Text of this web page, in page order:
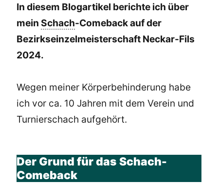
In diesem Blogartikel berichte ich über
mein Schach-Comeback auf der
Bezirkseinzelmeisterschaft Neckar-Fils
2024.
Wegen meiner Körperbehinderung habe
ich vor ca. 10 Jahren mit dem Verein und
Turnierschach aufgehört.
Der Grund für das Schach-
Comeback